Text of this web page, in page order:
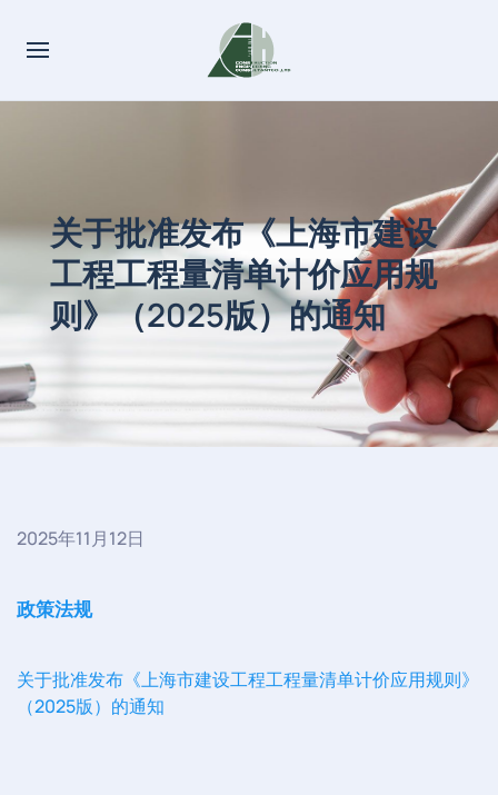
关于批准发布《上海市建设
工程工程量清单计价应用规
则》（2025版）的通知
2025年11月12日
政策法规
关于批准发布《上海市建设工程工程量清单计价应用规则》
（2025版）的通知